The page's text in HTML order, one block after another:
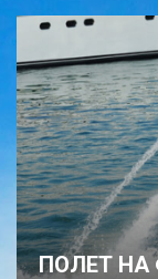
ПОЛЕТ НА